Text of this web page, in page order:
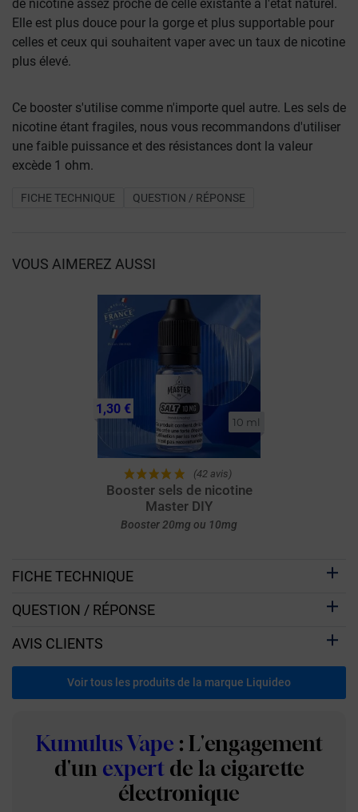
de nicotine assez proche de celle existante à l'état naturel.
Elle est plus douce pour la gorge et plus supportable pour
celles et ceux qui souhaitent vaper avec un taux de nicotine
plus élevé.
Ce booster s'utilise comme n'importe quel autre. Les sels de
nicotine étant fragiles, nous vous recommandons d'utiliser
une faible puissance et des résistances dont la valeur
excède 1 ohm.
FICHE TECHNIQUE QUESTION / RÉPONSE
VOUS AIMEREZ AUSSI
10 ml
(42 avis)
Booster sels de nicotine
Master DIY
Booster 20mg ou 10mg
1,30 €
FICHE TECHNIQUE
QUESTION / RÉPONSE
AVIS CLIENTS
Voir tous les produits de la marque Liquideo
Kumulus Vape : L'engagement
d'un expert de la cigarette
électronique